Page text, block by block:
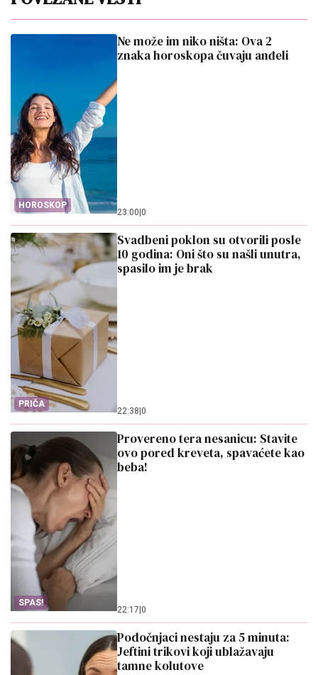
HOROSKOP
Ne može im niko ništa: Ova 2
znaka horoskopa čuvaju anđeli
23:00|0
PRIČA
Svadbeni poklon su otvorili posle
10 godina: Oni što su našli unutra,
spasilo im je brak
22:38|0
SPAS!
Provereno tera nesanicu: Stavite
ovo pored kreveta, spavaćete kao
beba!
22:17|0
Podočnjaci nestaju za 5 minuta:
Jeftini trikovi koji ublažavaju
tamne kolutove